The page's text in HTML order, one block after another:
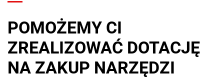
POMOŻEMY CI
ZREALIZOWAĆ DOTACJĘ
NA ZAKUP NARZĘDZI